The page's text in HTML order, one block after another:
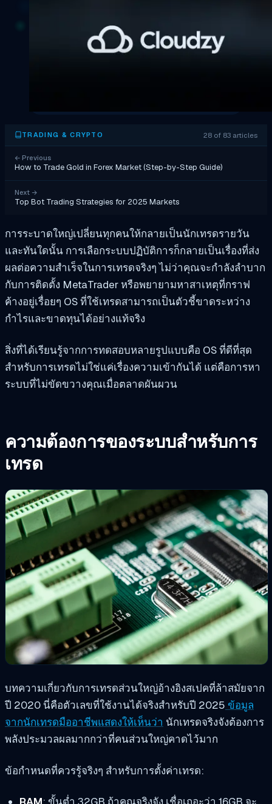
TRADING & CRYPTO 28 of 83 articles
← Previous
How to Trade Gold in Forex Market (Step-by-Step Guide)
Next →
Top Bot Trading Strategies for 2025 Markets
การระบาดใหญ่เปลี่ยนทุกคนให้กลายเป็นนักเทรดรายวัน
และทันใดนั้น การเลือกระบบปฏิบัติการก็กลายเป็นเรื่องที่ส่ง
ผลต่อความสำเร็จในการเทรดจริงๆ ไม่ว่าคุณจะกำลังลำบาก
กับการติดตั้ง MetaTrader หรือพยายามหาสาเหตุที่กราฟ
ค้างอยู่เรื่อยๆ OS ที่ใช้เทรดสามารถเป็นตัวชี้ขาดระหว่าง
กำไรและขาดทุนได้อย่างแท้จริง
สิ่งที่ได้เรียนรู้จากการทดสอบหลายรูปแบบคือ OS ที่ดีที่สุด
สำหรับการเทรดไม่ใช่แค่เรื่องความเข้ากันได้ แต่คือการหา
ระบบที่ไม่ขัดขวางคุณเมื่อตลาดผันผวน
ความต้องการของระบบสำหรับการ
เทรด
บทความเกี่ยวกับการเทรดส่วนใหญ่อ้างอิงสเปคที่ล้าสมัยจาก
ปี 2020 นี่คือตัวเลขที่ใช้งานได้จริงสำหรับปี 2025 ข้อมูล
จากนักเทรดมืออาชีพแสดงให้เห็นว่า นักเทรดจริงจังต้องการ
พลังประมวลผลมากกว่าที่คนส่วนใหญ่คาดไว้มาก
ข้อกำหนดที่ควรรู้จริงๆ สำหรับการตั้งค่าเทรด: